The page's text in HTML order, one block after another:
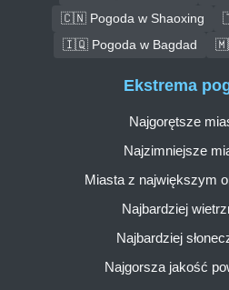
🇨🇳 Pogoda w Shaoxing
🇮🇶 Pogoda w Bagdad
Ekstrema
Najgorętsze
Najzimniejsze
Miasta z największym
Najbardziej
Najbardziej
Najgorsza jakość